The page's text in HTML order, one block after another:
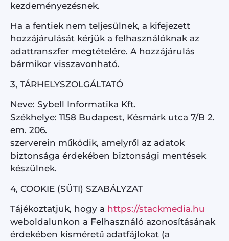
kezdeményezésnek.
Ha a fentiek nem teljesülnek, a kifejezett
hozzájárulását kérjük a felhasználóknak az
adattranszfer megtételére. A hozzájárulás
bármikor visszavonható.
3, TÁRHELYSZOLGÁLTATÓ
Neve: Sybell Informatika Kft.
Székhelye: 1158 Budapest, Késmárk utca 7/B 2.
em. 206.
szerverein működik, amelyről az adatok
biztonsága érdekében biztonsági mentések
készülnek.
4, COOKIE (SÜTI) SZABÁLYZAT
Tájékoztatjuk, hogy a https://stackmedia.hu
weboldalunkon a Felhasználó azonosításának
érdekében kisméretű adatfájlokat (a